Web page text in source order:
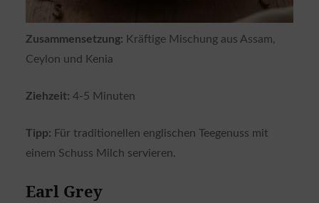
Zusammensetzung: Kräftige Mischung aus Assam,
Ceylon und Kenia
Ziehzeit: 4-5 Minuten
Tipp: Für traditionellen englischen Teegenuss mit
einem Schuss Milch servieren.
Earl Grey